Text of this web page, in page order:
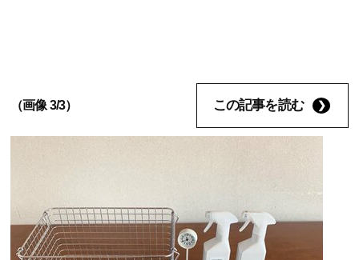
（画像 3/3） この記事を読む